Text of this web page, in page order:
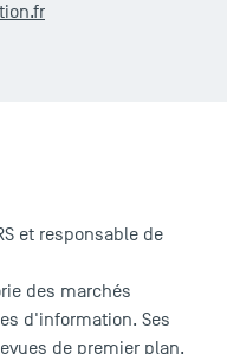
et responsable de
des marchés
d'information. Ses
de premier plan,